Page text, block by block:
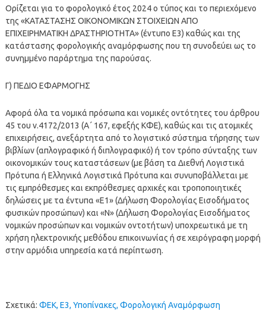
Ορίζεται για το φορολογικό έτος 2024 ο τύπος και το περιεχόμενο
της «ΚΑΤΑΣΤΑΣΗΣ ΟΙΚΟΝΟΜΙΚΩΝ ΣΤΟΙΧΕΙΩΝ ΑΠΟ
ΕΠΙΧΕΙΡΗΜΑΤΙΚΗ ΔΡΑΣΤΗΡΙΟΤΗΤΑ» (έντυπο Ε3) καθώς και της
κατάστασης φορολογικής αναμόρφωσης που τη συνοδεύει ως το
συνημμένο παράρτημα της παρούσας.
Γ) ΠΕΔΙΟ ΕΦΑΡΜΟΓΗΣ
Αφορά όλα τα νομικά πρόσωπα και νομικές οντότητες του άρθρου
45 του ν.4172/2013 (Α΄ 167, εφεξής ΚΦΕ), καθώς και τις ατομικές
επιχειρήσεις, ανεξάρτητα από το λογιστικό σύστημα τήρησης των
βιβλίων (απλογραφικό ή διπλογραφικό) ή τον τρόπο σύνταξης των
οικονομικών τους καταστάσεων (με βάση τα Διεθνή Λογιστικά
Πρότυπα ή Ελληνικά Λογιστικά Πρότυπα και συνυποβάλλεται με
τις εμπρόθεσμες και εκπρόθεσμες αρχικές και τροποποιητικές
δηλώσεις με τα έντυπα «Ε1» (Δήλωση Φορολογίας Εισοδήματος
φυσικών προσώπων) και «Ν» (Δήλωση Φορολογίας Εισοδήματος
νομικών προσώπων και νομικών οντοτήτων) υποχρεωτικά με τη
χρήση ηλεκτρονικής μεθόδου επικοινωνίας ή σε χειρόγραφη μορφή
στην αρμόδια υπηρεσία κατά περίπτωση.
Σχετικά: ΦΕΚ, Ε3, Υποπίνακες, Φορολογική Αναμόρφωση